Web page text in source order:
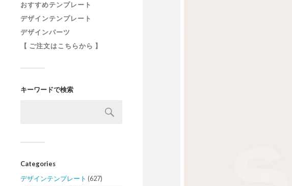
おすすめテンプレート
デザインテンプレート
デザインパーツ
【 ご注文はこちらから 】
キーワードで検索
Categories
デザインテンプレート (627)